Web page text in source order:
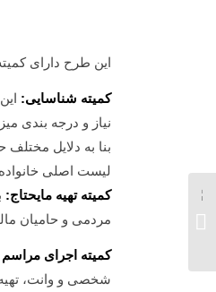
این طرح دارای
کمیته شناسایی:
نیاز و درجه بندی
بنا به دلایل
لیست اصلی
کمیته تهیه مایحتاج:
مردمی و حامیان
کمیته اجرای
شخصی و وانت،
شقایقِ یوسف